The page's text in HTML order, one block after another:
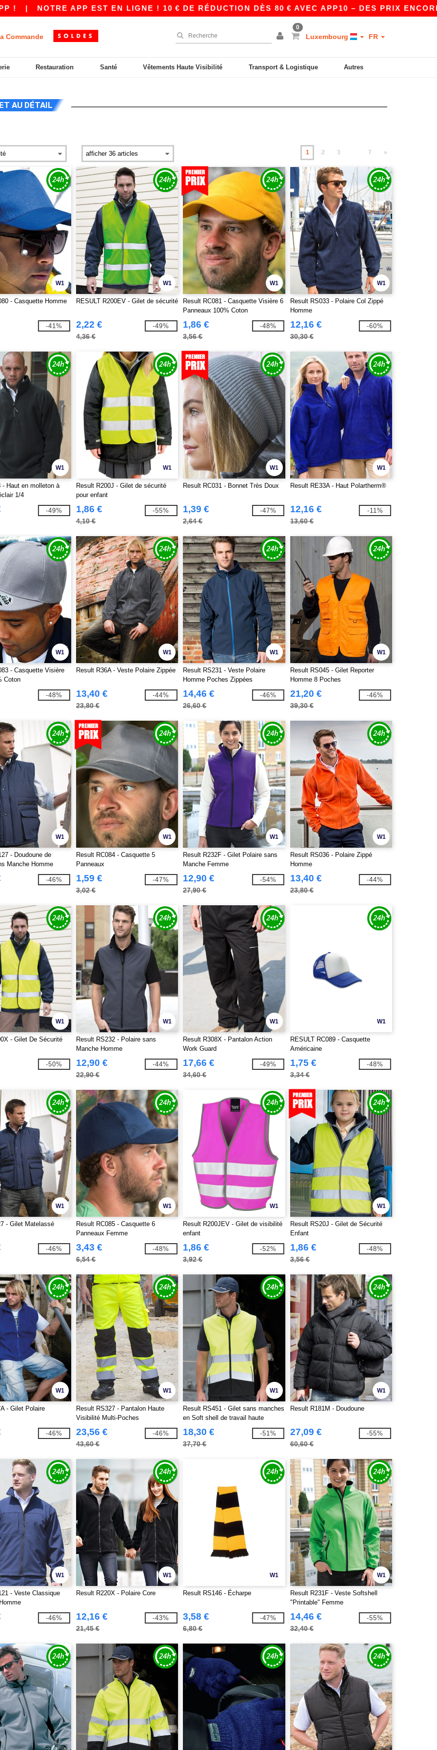
APP EST EN LIGNE ! 10 € DE RÉDUCTION DÈS 80 € AVEC APP10 – DES PRIX ENCORE PLUS
Commande
0
Luxembourg FR
Restauration Santé Vêtements Haute Visibilité Transport & Logistique Autres
AU DÉTAIL
1 2 3 7 »
W1
- Casquette Homme
-41%
W1
RESULT R200EV - Gilet de sécurité
2,22 €
4,36 €
-49%
W1
Result RC081 - Casquette Visière 6
Panneaux 100% Coton
1,86 €
3,56 €
-48%
W1
Result RS033 - Polaire Col Zippé
Homme
12,16 €
30,30 €
-60%
W1
- Haut en molleton à
1/4
-49%
W1
Result R200J - Gilet de sécurité
pour enfant
1,86 €
4,10 €
-55%
W1
Result RC031 - Bonnet Très Doux
1,39 €
2,64 €
-47%
W1
Result RE33A - Haut Polartherm®
12,16 €
13,60 €
-11%
W1
- Casquette Visière
Coton
-48%
W1
Result R36A - Veste Polaire Zippée
13,40 €
23,80 €
-44%
W1
Result RS231 - Veste Polaire
Homme Poches Zippées
14,46 €
26,60 €
-46%
W1
Result RS045 - Gilet Reporter
Homme 8 Poches
21,20 €
39,30 €
-46%
W1
- Doudoune de
Manche Homme
-46%
W1
Result RC084 - Casquette 5
Panneaux
1,59 €
3,02 €
-47%
W1
Result R232F - Gilet Polaire sans
Manche Femme
12,90 €
27,90 €
-54%
W1
Result RS036 - Polaire Zippé
Homme
13,40 €
23,80 €
-44%
W1
- Gilet De Sécurité
-50%
W1
Result RS232 - Polaire sans
Manche Homme
12,90 €
22,90 €
-44%
W1
Result R308X - Pantalon Action
Work Guard
17,66 €
34,60 €
-49%
W1
RESULT RC089 - Casquette
Américaine
1,75 €
3,34 €
-48%
W1
- Gilet Matelassé
-46%
W1
Result RC085 - Casquette 6
Panneaux Femme
3,43 €
6,54 €
-48%
W1
Result R200JEV - Gilet de visibilité
enfant
1,86 €
3,92 €
-52%
W1
Result RS20J - Gilet de Sécurité
Enfant
1,86 €
3,56 €
-48%
W1
- Gilet Polaire
-46%
W1
Result RS327 - Pantalon Haute
Visibilité Multi-Poches
23,56 €
43,60 €
-46%
W1
Result RS451 - Gilet sans manches
en Soft shell de travail haute
visibilité
18,30 €
37,70 €
-51%
W1
Result R181M - Doudoune
27,09 €
60,60 €
-55%
W1
- Veste Classique
-46%
W1
Result R220X - Polaire Core
12,16 €
21,45 €
-43%
W1
Result RS146 - Écharpe
3,58 €
6,80 €
-47%
W1
Result R231F - Veste Softshell
"Printable" Femme
14,46 €
32,40 €
-55%